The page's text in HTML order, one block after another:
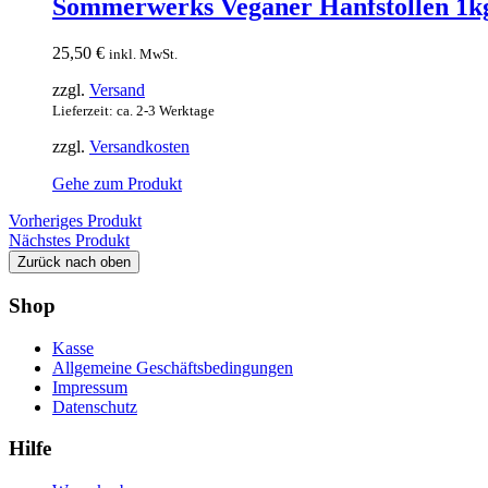
Sommerwerks Veganer Hanfstollen
25,50 € inkl. MwSt.
zzgl. Versand
Lieferzeit: ca. 2-3 Werktage
zzgl. Versandkosten
Gehe zum Produkt
Vorheriges Produkt
Nächstes Produkt
Zurück nach oben
Shop
Kasse
Allgemeine Geschäftsbedingungen
Impressum
Datenschutz
Hilfe